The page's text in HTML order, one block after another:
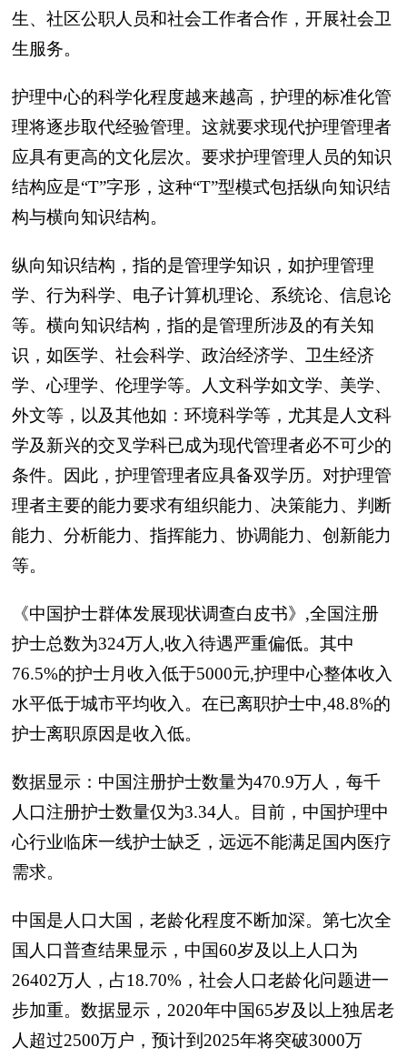
生、社区公职人员和社会工作者合作，开展社会卫
生服务。
护理中心的科学化程度越来越高，护理的标准化管
理将逐步取代经验管理。这就要求现代护理管理者
应具有更高的文化层次。要求护理管理人员的知识
结构应是“T”字形，这种“T”型模式包括纵向知识结
构与横向知识结构。
纵向知识结构，指的是管理学知识，如护理管理
学、行为科学、电子计算机理论、系统论、信息论
等。横向知识结构，指的是管理所涉及的有关知
识，如医学、社会科学、政治经济学、卫生经济
学、心理学、伦理学等。人文科学如文学、美学、
外文等，以及其他如：环境科学等，尤其是人文科
学及新兴的交叉学科已成为现代管理者必不可少的
条件。因此，护理管理者应具备双学历。对护理管
理者主要的能力要求有组织能力、决策能力、判断
能力、分析能力、指挥能力、协调能力、创新能力
等。
《中国护士群体发展现状调查白皮书》,全国注册
护士总数为324万人,收入待遇严重偏低。其中
76.5%的护士月收入低于5000元,护理中心整体收入
水平低于城市平均收入。在已离职护士中,48.8%的
护士离职原因是收入低。
数据显示：中国注册护士数量为470.9万人，每千
人口注册护士数量仅为3.34人。目前，中国护理中
心行业临床一线护士缺乏，远远不能满足国内医疗
需求。
中国是人口大国，老龄化程度不断加深。第七次全
国人口普查结果显示，中国60岁及以上人口为
26402万人，占18.70%，社会人口老龄化问题进一
步加重。数据显示，2020年中国65岁及以上独居老
人超过2500万户，预计到2025年将突破3000万